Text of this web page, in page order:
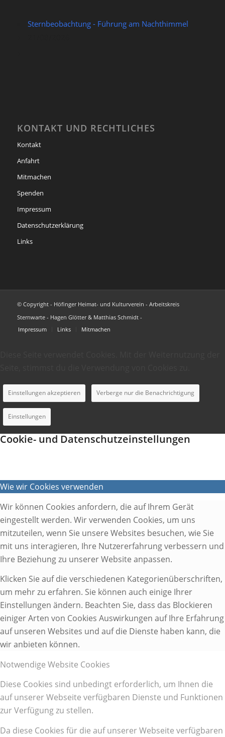
Sternbeobachtung - Führung am Nachthimmel
KONTAKT UND RECHTLICHES
Kontakt
Anfahrt
Mitmachen
Spenden
Impressum
Datenschutzerklärung
Links
© Copyright - Höfinger Heimat- und Kulturverein - Arbeitskreis
Sternwarte - Hagen Glötter & Matthias Schmidt -
Impressum
Links Mitmachen
Einstellungen akzeptieren Verberge nur die Benachrichtigung
Einstellungen
Cookie- und Datenschutzeinstellungen
Wie wir Cookies verwenden
Wir können Cookies anfordern, die auf Ihrem Gerät
eingestellt werden. Wir verwenden Cookies, um uns
mitzuteilen, wenn Sie unsere Websites besuchen, wie Sie
mit uns interagieren, Ihre Nutzererfahrung verbessern und
Ihre Beziehung zu unserer Website anpassen.
Klicken Sie auf die verschiedenen Kategorienüberschriften,
um mehr zu erfahren. Sie können auch einige Ihrer
Einstellungen ändern. Beachten Sie, dass das Blockieren
einiger Arten von Cookies Auswirkungen auf Ihre Erfahrung
auf unseren Websites und auf die Dienste haben kann, die
wir anbieten können.
Notwendige Website Cookies
Diese Cookies sind unbedingt erforderlich, um Ihnen die
auf unserer Webseite verfügbaren Dienste und Funktionen
zur Verfügung zu stellen.
Da diese Cookies für die auf unserer Webseite verfügbaren